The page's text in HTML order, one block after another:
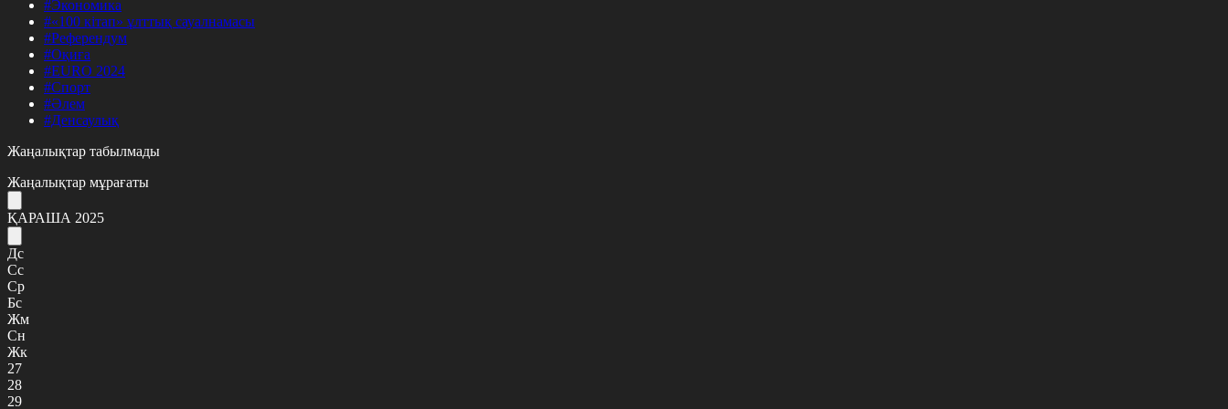
#Экономика
#«100 кітап» ұлттық сауалнамасы
#Референдум
#Оқиға
#EURO 2024
#Спорт
#Әлем
#Денсаулық
Жаңалықтар табылмады
Жаңалықтар мұрағаты
ҚАРАША 2025
Дс
Сс
Ср
Бс
Жм
Сн
Жк
27
28
29